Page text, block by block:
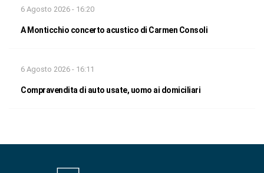
6 Agosto 2026 - 16:20
A Monticchio concerto acustico di Carmen Consoli
6 Agosto 2026 - 16:11
Compravendita di auto usate, uomo ai domiciliari